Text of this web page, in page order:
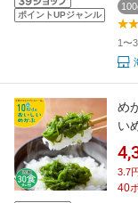
ポイントUPジャンル
1〜
め
い
め
凍
も
3.7
40